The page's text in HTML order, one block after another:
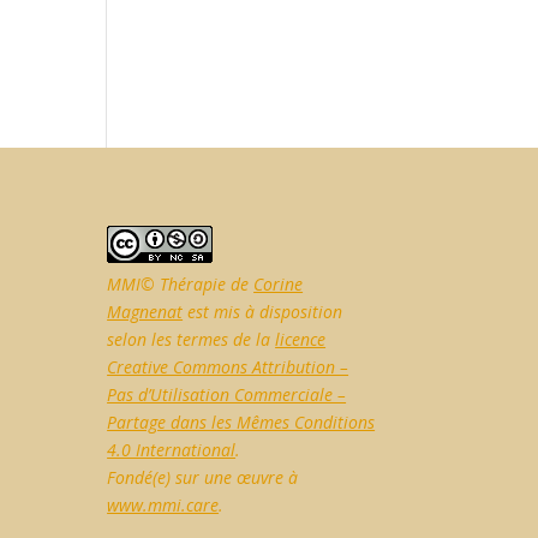
MMI© Thérapie de Corine
Magnenat est mis à disposition
selon les termes de lalicence
Creative Commons Attribution –
Pas d’Utilisation Commerciale –
Partage dans les Mêmes Conditions
4.0 International.
Fondé(e) sur une œuvre à
www.mmi.care.